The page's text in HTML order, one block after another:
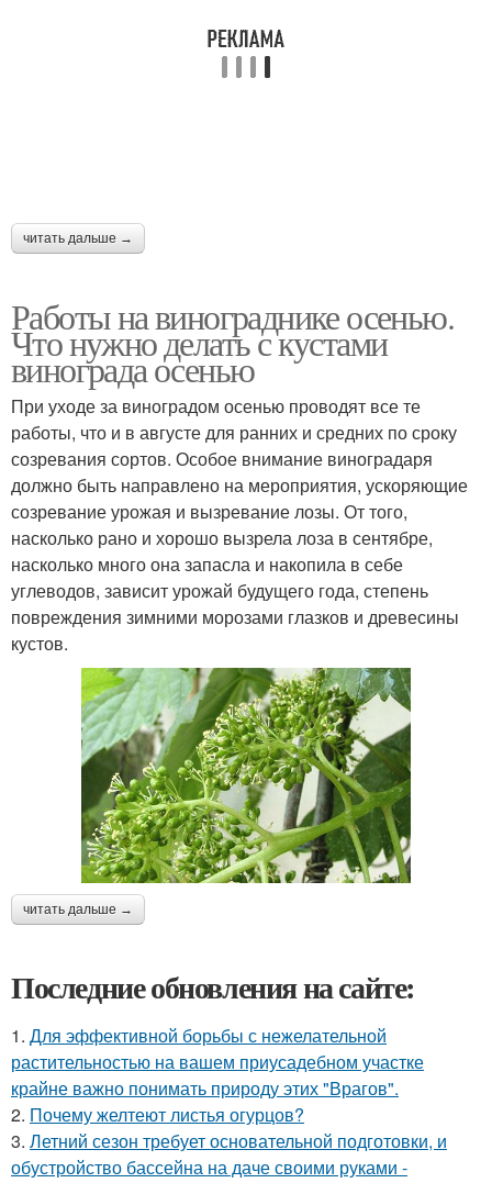
читать дальше →
Работы на винограднике осенью.
Что нужно делать с кустами
винограда осенью
При уходе за виноградом осенью проводят все те
работы, что и в августе для ранних и средних по сроку
созревания сортов. Особое внимание виноградаря
должно быть направлено на мероприятия, ускоряющие
созревание урожая и вызревание лозы. От того,
насколько рано и хорошо вызрела лоза в сентябре,
насколько много она запасла и накопила в себе
углеводов, зависит урожай будущего года, степень
повреждения зимними морозами глазков и древесины
кустов.
читать дальше →
Последние обновления на сайте:
1. Для эффективной борьбы с нежелательной
растительностью на вашем приусадебном участке
крайне важно понимать природу этих "Врагов".
2. Почему желтеют листья огурцов?
3. Летний сезон требует основательной подготовки, и
обустройство бассейна на даче своими руками -